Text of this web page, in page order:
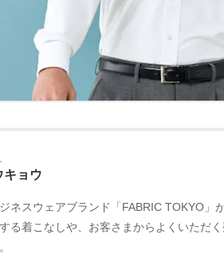
キョウ
ネスウェアブランド「FABRIC TOKYO」
る着こなしや、お客さまからよくいただ